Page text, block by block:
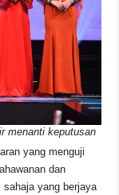
menanti keputusan
yang menguji
dan
yang berjaya